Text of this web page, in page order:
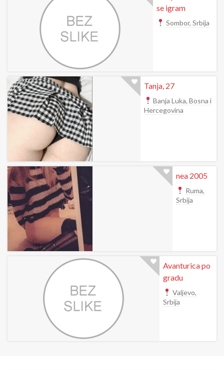
se igram
Sombor, Srbija
Tanja, 27
Banja Luka, Bosna i
Hercegovina
nea 2005
Ruma,
Srbija
Avanturica po
gradu
Valjevo,
Srbija